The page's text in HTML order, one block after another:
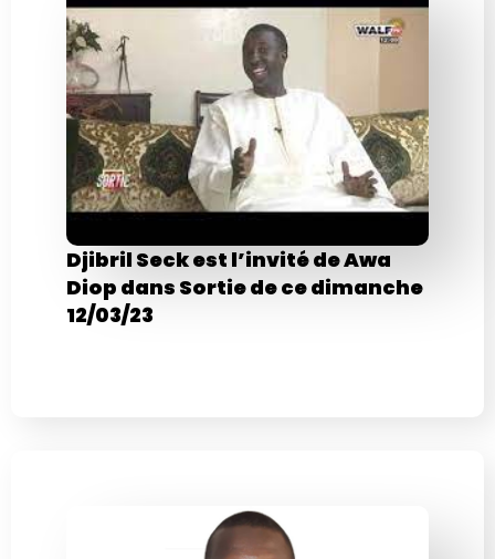
Djibril Seck est l’invité de Awa
Diop dans Sortie de ce dimanche
12/03/23